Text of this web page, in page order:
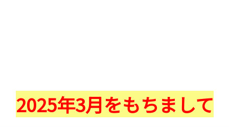
2025年3月をもちまして